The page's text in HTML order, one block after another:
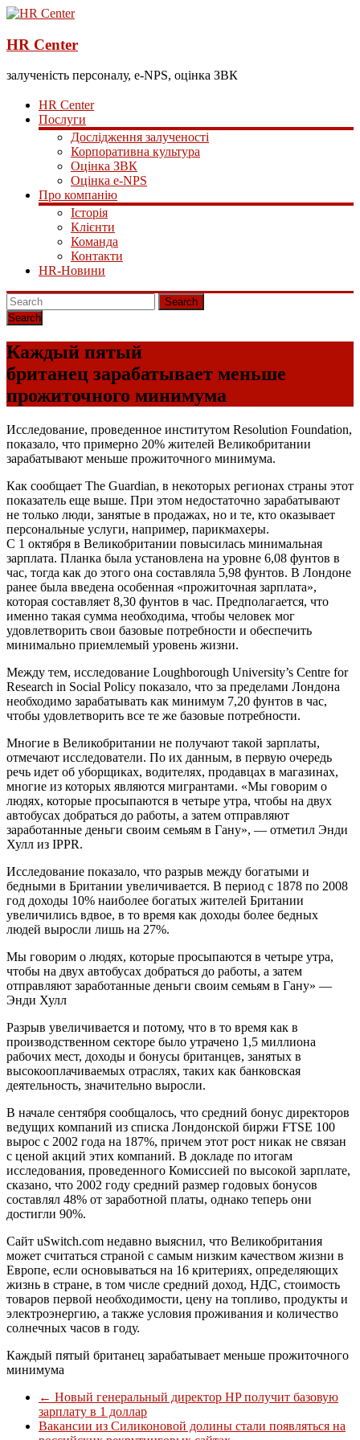
HR Center
залученість персоналу, e-NPS, оцінка ЗВК
HR Center
Послуги
Дослідження залученості
Корпоративна культура
Оцінка ЗВК
Оцінка e-NPS
Про компанію
Історія
Клієнти
Команда
Контакти
HR-Новини
Search
Каждый пятый
британец зарабатывает меньше
прожиточного минимума
Исследование, проведенное институтом Resolution Foundation,
показало, что примерно 20% жителей Великобритании
зарабатывают меньше прожиточного минимума.
Как сообщает The Guardian, в некоторых регионах страны этот
показатель еще выше. При этом недостаточно зарабатывают
не только люди, занятые в продажах, но и те, кто оказывает
персональные услуги, например, парикмахеры.
С 1 октября в Великобритании повысилась минимальная
зарплата. Планка была установлена на уровне 6,08 фунтов в
час, тогда как до этого она составляла 5,98 фунтов. В Лондоне
ранее была введена особенная «прожиточная зарплата»,
которая составляет 8,30 фунтов в час. Предполагается, что
именно такая сумма необходима, чтобы человек мог
удовлетворить свои базовые потребности и обеспечить
минимально приемлемый уровень жизни.
Между тем, исследование Loughborough University’s Centre for
Research in Social Policy показало, что за пределами Лондона
необходимо зарабатывать как минимум 7,20 фунтов в час,
чтобы удовлетворить все те же базовые потребности.
Многие в Великобритании не получают такой зарплаты,
отмечают исследователи. По их данным, в первую очередь
речь идет об уборщиках, водителях, продавцах в магазинах,
многие из которых являются мигрантами. «Мы говорим о
людях, которые просыпаются в четыре утра, чтобы на двух
автобусах добраться до работы, а затем отправляют
заработанные деньги своим семьям в Гану», — отметил Энди
Хулл из IPPR.
Исследование показало, что разрыв между богатыми и
бедными в Британии увеличивается. В период с 1878 по 2008
год доходы 10% наиболее богатых жителей Британии
увеличились вдвое, в то время как доходы более бедных
людей выросли лишь на 27%.
Мы говорим о людях, которые просыпаются в четыре утра,
чтобы на двух автобусах добраться до работы, а затем
отправляют заработанные деньги своим семьям в Гану» —
Энди Хулл
Разрыв увеличивается и потому, что в то время как в
производственном секторе было утрачено 1,5 миллиона
рабочих мест, доходы и бонусы британцев, занятых в
высокооплачиваемых отраслях, таких как банковская
деятельность, значительно выросли.
В начале сентября сообщалось, что средний бонус директоров
ведущих компаний из списка Лондонской биржи FTSE 100
вырос с 2002 года на 187%, причем этот рост никак не связан
с ценой акций этих компаний. В докладе по итогам
исследования, проведенного Комиссией по высокой зарплате,
сказано, что 2002 году средний размер годовых бонусов
составлял 48% от заработной платы, однако теперь они
достигли 90%.
Сайт uSwitch.com недавно выяснил, что Великобритания
может считаться страной с самым низким качеством жизни в
Европе, если основываться на 16 критериях, определяющих
жизнь в стране, в том числе средний доход, НДС, стоимость
товаров первой необходимости, цену на топливо, продукты и
электроэнергию, а также условия проживания и количество
солнечных часов в году.
Каждый пятый британец зарабатывает меньше прожиточного
минимума
← Новый генеральный директор HP получит базовую
зарплату в 1 доллар
Вакансии из Силиконовой долины стали появляться на